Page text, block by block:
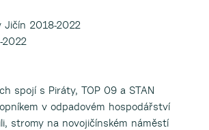
Jičín 2018-2022
2022
spojí s Piráty, TOP 09 a STAN
v odpadovém hospodářství
stromy na novojičínském náměstí